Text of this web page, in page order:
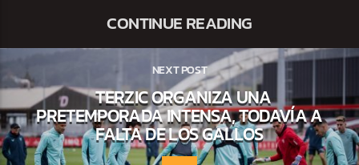
CONTINUE READING
NEXT POST
TERZIC ORGANIZA UNA
PRETEMPORADA INTENSA, TODAVÍA A
FALTA DE LOS GALLOS